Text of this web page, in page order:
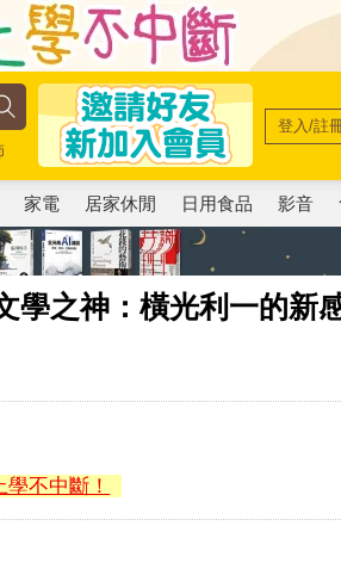
登入/註
家電 居家休閒 日用食品 影音
學之神：橫光利一的新
不中斷！